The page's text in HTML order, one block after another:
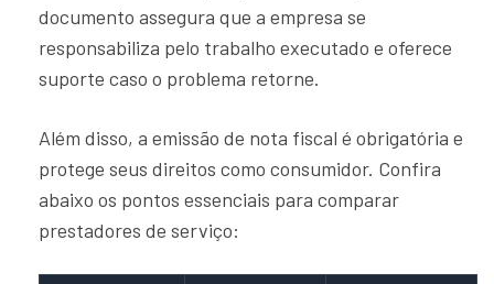
documento assegura que a empresa se
responsabiliza pelo trabalho executado e oferece
suporte caso o problema retorne.
Além disso, a emissão de nota fiscal é obrigatória e
protege seus direitos como consumidor. Confira
abaixo os pontos essenciais para comparar
prestadores de serviço: